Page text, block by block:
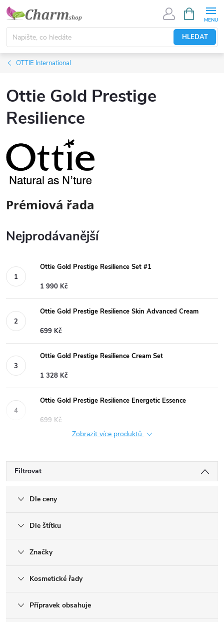
Přejít
obsah
HLEDAT
NÁKUPNÍ
KOŠÍK
OTTIE International
Ottie Gold Prestige
Resilience
Prémiová řada
Nejprodávanější
Ottie Gold Prestige Resilience Set #1
1 990 Kč
Ottie Gold Prestige Resilience Skin Advanced Cream
699 Kč
Ottie Gold Prestige Resilience Cream Set
1 328 Kč
Ottie Gold Prestige Resilience Energetic Essence
699 Kč
Zobrazit více produktů
Filtrovat
Dle ceny
Dle štítku
Značky
Kosmetické řady
Přípravek obsahuje